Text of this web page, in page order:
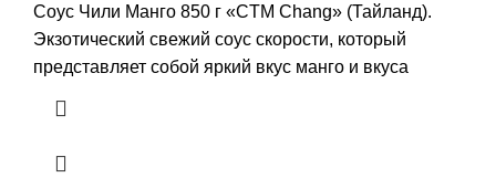
Соус Чили Манго 850 г «CTM Chang» (Тайланд).
Экзотический свежий соус скорости, который
представляет собой яркий вкус манго и вкуса